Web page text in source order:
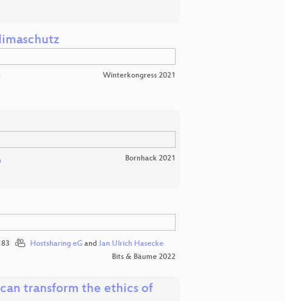
Winterkongress 2021
Bornhack 2021
Hostsharing eGand Jan Ulrich Hasecke
Bits & Bäume 2022
transform the ethics of